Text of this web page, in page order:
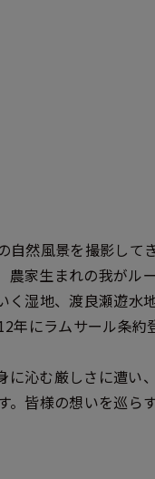
然風景を撮影して
家生まれの我がル
湿地、渡良瀬遊水地
年にラムサール条
沁む厳しさに遭い
皆様の想いを巡ら